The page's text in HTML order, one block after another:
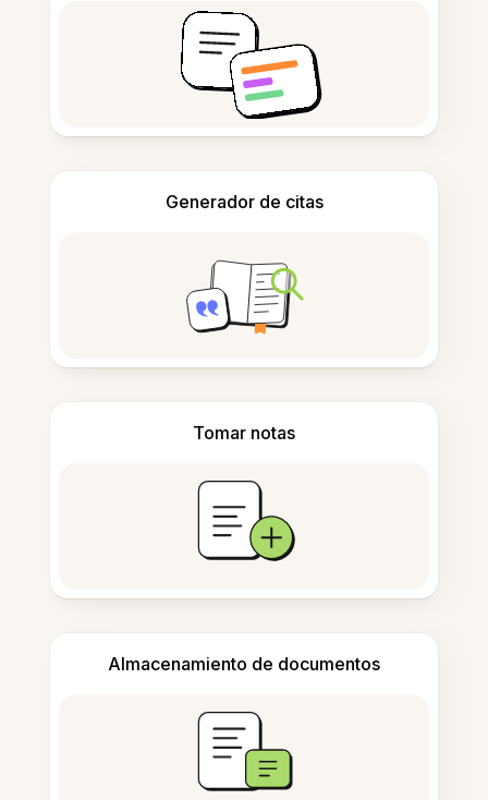
Generador de citas
Tomar notas
Almacenamiento de documentos